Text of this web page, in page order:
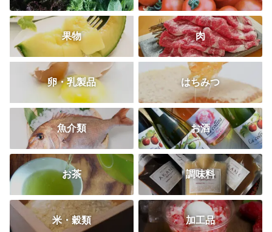
果物 肉
卵・乳製品 はちみつ
魚介類 お酒
お茶 調味料
米・穀類 加工品